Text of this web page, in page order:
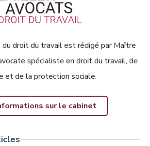
droit du travail est rédigé par Maître
spécialiste en droit du travail, de
et de la protection sociale.
sur le cabinet